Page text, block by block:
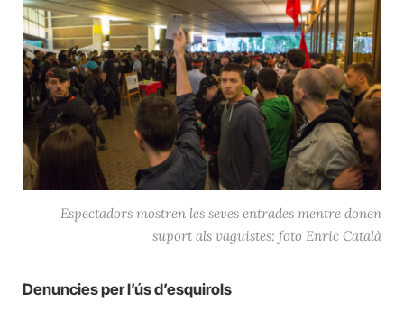
Espectadors mostren les seves entrades mentre donen
suport als vaguistes: foto Enric Català
Denuncies per l’ús d’esquirols